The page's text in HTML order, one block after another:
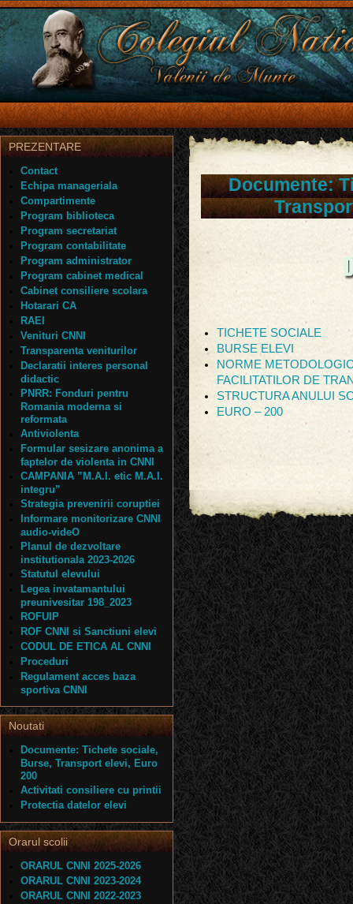
Documente:
TICHETE SOCIALE
BURSE ELEVI
NORME
FACILITATILOR DE
STRUCTURA ANULUI
EURO – 200
PREZENTARE
Contact
Echipa manageriala
Compartimente
Program biblioteca
Program secretariat
Program contabilitate
Program administrator
Program cabinet medical
Cabinet consiliere scolara
Hotarari CA
RAEI
Venituri CNNI
Transparenta veniturilor
Declaratii interes personal
didactic
PNRR: Fonduri pentru
Romania moderna si
reformata
Antiviolenta
Formular sesizare anonima a
faptelor de violenta in CNNI
CAMPANIA ”M.A.I. etic M.A.I.
integru”
Strategia prevenirii coruptiei
Informare monitorizare CNNI
audio-videO
Planul de dezvoltare
institutionala 2023-2026
Statutul elevului
Legea invatamantului
preunivesitar 198_2023
ROFUIP
ROF CNNI si Sanctiuni elevi
CODUL DE ETICA AL CNNI
Proceduri
Regulament acces baza
sportiva CNNI
Noutati
Documente: Tichete sociale,
Burse, Transport elevi, Euro
200
Activitati consiliere cu printii
Protectia datelor elevi
Orarul scolii
ORARUL CNNI 2025-2026
ORARUL CNNI 2023-2024
ORARUL CNNI 2022-2023